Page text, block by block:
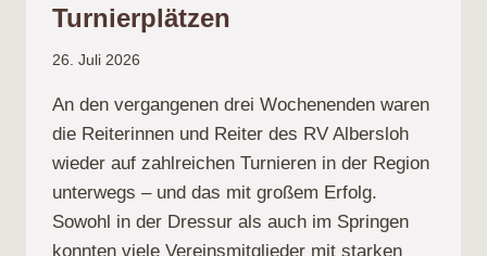
Turnierplätzen
26. Juli 2026
An den vergangenen drei Wochenenden waren
die Reiterinnen und Reiter des RV Albersloh
wieder auf zahlreichen Turnieren in der Region
unterwegs – und das mit großem Erfolg.
Sowohl in der Dressur als auch im Springen
konnten viele Vereinsmitglieder mit starken